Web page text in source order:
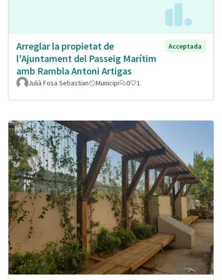
Arreglar la propietat de
l'Ajuntament del Passeig Marítim
amb Rambla Antoni Artigas
Acceptada
Julià Fosa Sebastian Municipi 0 1